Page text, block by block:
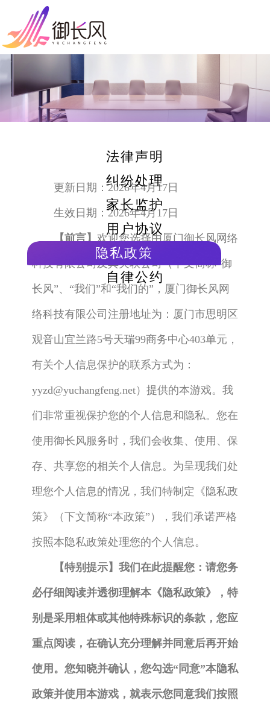
法律声明
纠纷处理
家长监护
用户协议
隐私政策
自律公约
更新日期：2026年4月17日
生效日期：2026年4月17日
【前言】欢迎您选择由厦门御长风网络
科技有限公司及其关联公司（下文简称“御
长风”、“我们”和“我们的”，厦门御长风网
络科技有限公司注册地址为：厦门市思明区
观音山宜兰路5号天瑞99商务中心403单元，
有关个人信息保护的联系方式为：
yyzd@yuchangfeng.net）提供的本游戏。我
们非常重视保护您的个人信息和隐私。您在
使用御长风服务时，我们会收集、使用、保
存、共享您的相关个人信息。为呈现我们处
理您个人信息的情况，我们特制定《隐私政
策》（下文简称“本政策”），我们承诺严格
按照本隐私政策处理您的个人信息。
【特别提示】我们在此提醒您：请您务
必仔细阅读并透彻理解本《隐私政策》，特
别是采用粗体或其他特殊标识的条款，您应
重点阅读，在确认充分理解并同意后再开始
使用。您知晓并确认，您勾选“同意”本隐私
政策并使用本游戏，就表示您同意我们按照